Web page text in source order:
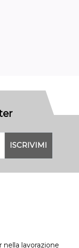
nella lavorazione